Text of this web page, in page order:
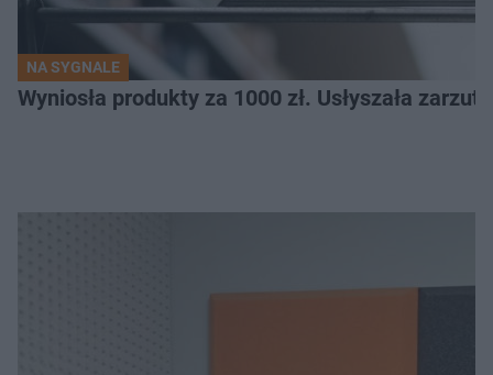
NA SYGNALE
Wyniosła produkty za 1000 zł. Usłyszała zarzuty